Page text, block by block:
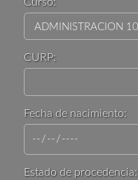
CURP:
Fecha de nacimiento:
Estado de procedencia: